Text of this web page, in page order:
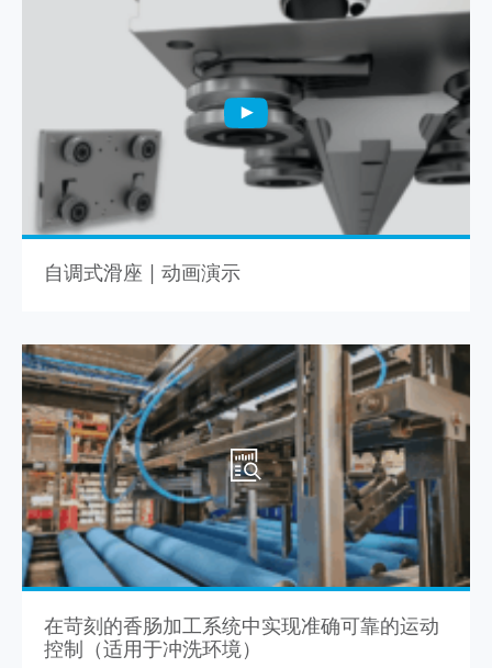
自调式滑座 | 动画演示
在苛刻的香肠加工系统中实现准确可靠的运动
控制（适用于冲洗环境）